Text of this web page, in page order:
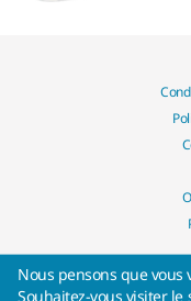
Nous pensons que vous
Souhaitez-vous visiter le